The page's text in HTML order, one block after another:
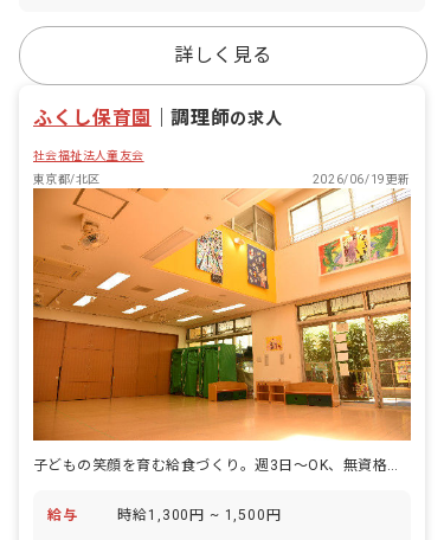
詳しく見る
ふくし保育園 ｜調理師の求人
社会福祉法人童友会
東京都/北区
2026/06/19更新
子どもの笑顔を育む給食づくり。週3日〜OK、無資格の方も大歓迎！
給与 時給1,300円 ~ 1,500円